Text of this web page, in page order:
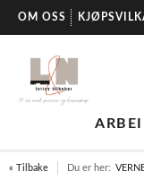
OM OSS
« Tilbake Du er her: